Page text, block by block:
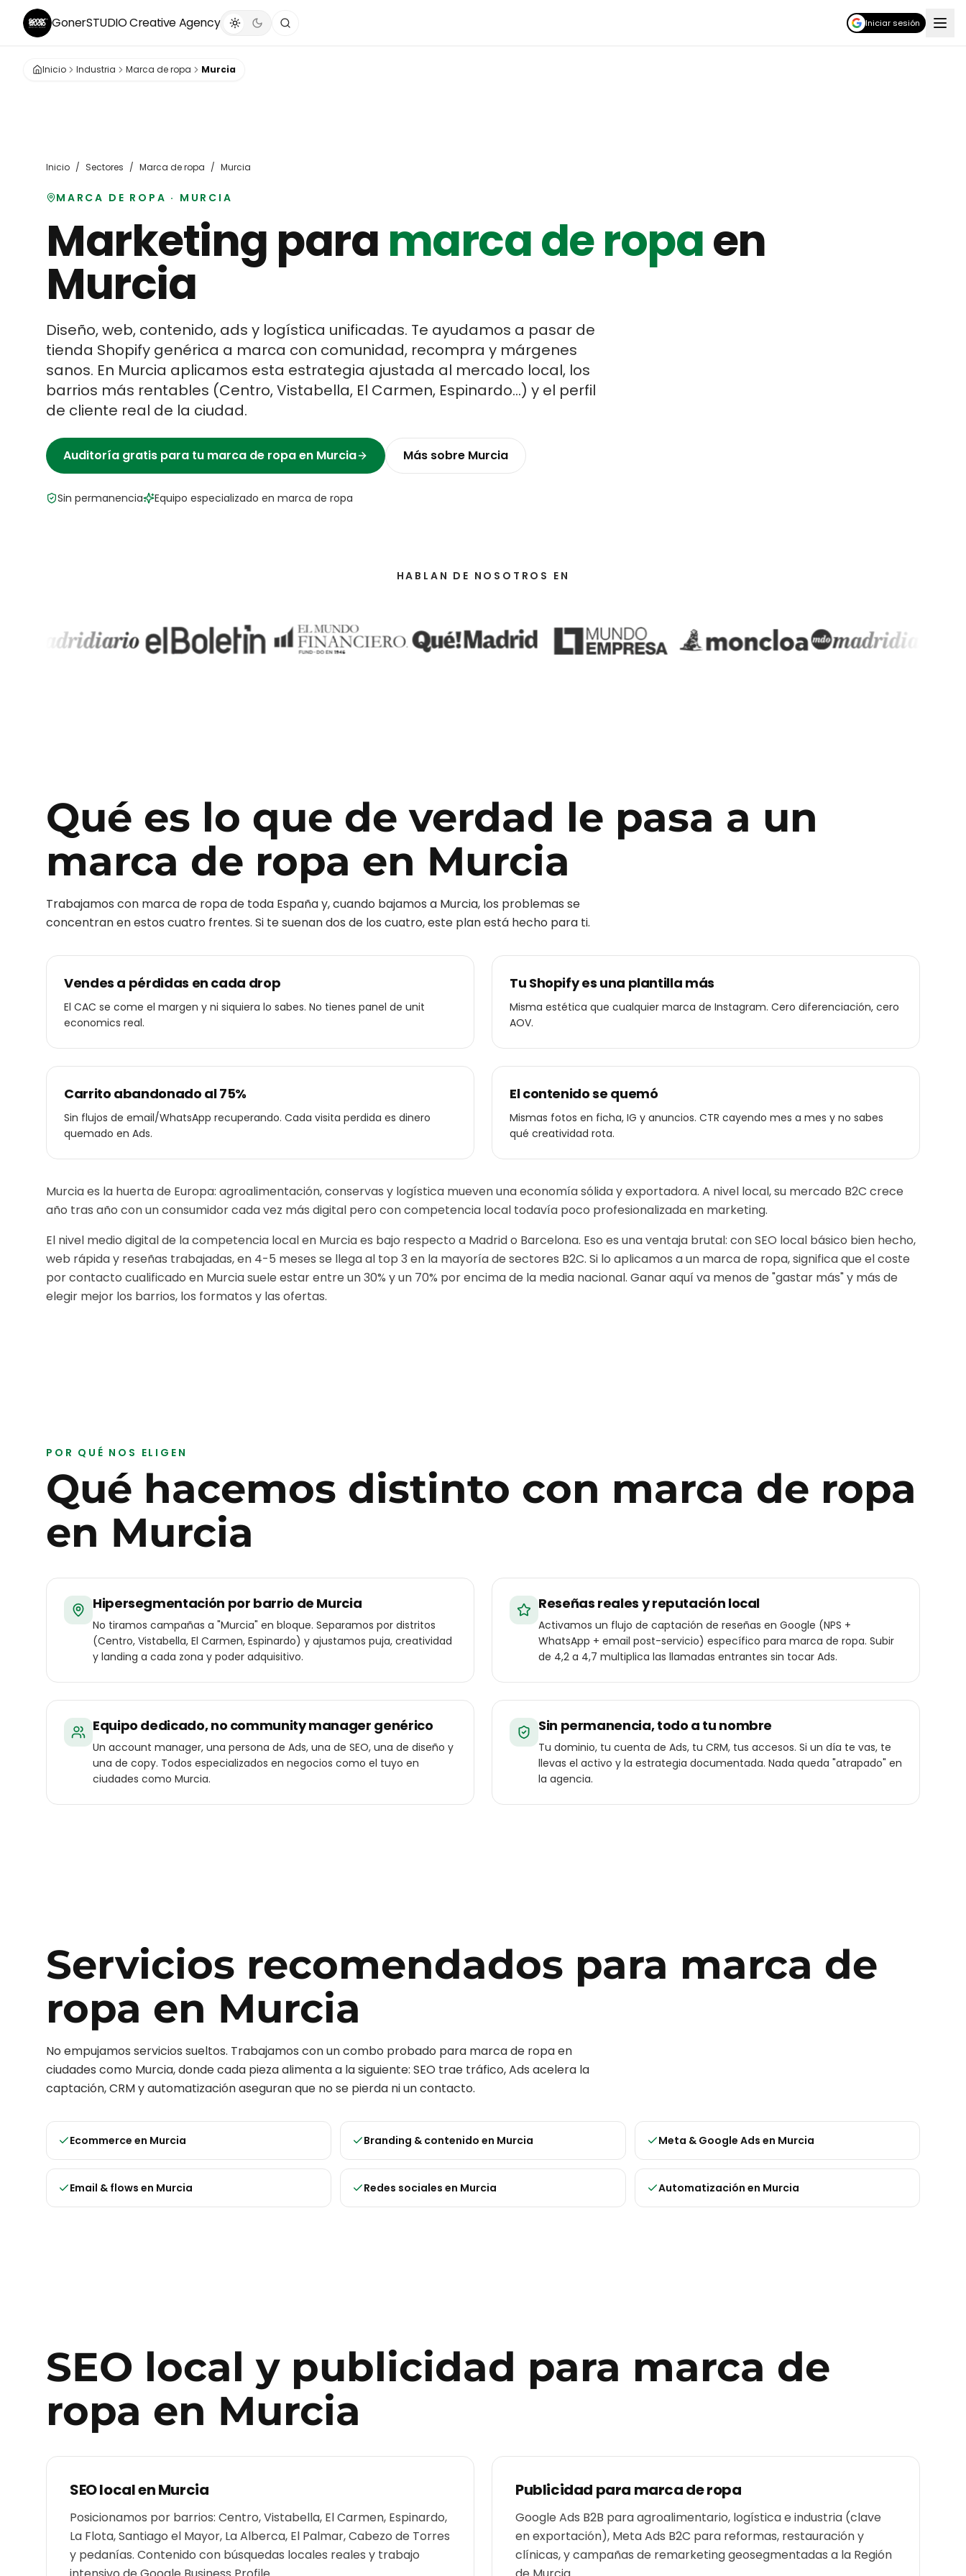
GonerSTUDIOCreative Agency Iniciar sesión
Inicio Industria Marca de ropa Murcia
Inicio / Sectores / Marca de ropa / Murcia
MARCA DE ROPA · MURCIA
Marketing para marca de ropaen
Murcia
Diseño, web, contenido, ads y logística unificadas. Te ayudamos a pasar de
tienda Shopify genérica a marca con comunidad, recompra y márgenes
sanos. En Murcia aplicamos esta estrategia ajustada al mercado local, los
barrios más rentables (Centro, Vistabella, El Carmen, Espinardo…) y el perfil
de cliente real de la ciudad.
Auditoría gratis para tu marca de ropaen Murcia Más sobre Murcia
Sin permanencia Equipo especializado en marca de ropa
HABLAN DE NOSOTROS EN
Qué es lo que de verdad le pasa a un
marca de ropa en Murcia
Trabajamos con marca de ropade toda España y, cuando bajamos a Murcia, los problemas se
concentran en estos cuatro frentes. Si te suenan dos de los cuatro, este plan está hecho para ti.
Vendes a pérdidas en cada drop
El CAC se come el margen y ni siquiera lo sabes. No tienes panel de unit
economics real.
Tu Shopify es una plantilla más
Misma estética que cualquier marca de Instagram. Cero diferenciación, cero
AOV.
Carrito abandonado al 75%
Sin flujos de email/WhatsApp recuperando. Cada visita perdida es dinero
quemado en Ads.
El contenido se quemó
Mismas fotos en ficha, IG y anuncios. CTR cayendo mes a mes y no sabes
qué creatividad rota.
Murcia es la huerta de Europa: agroalimentación, conservas y logística mueven una economía sólida y exportadora. A nivel local, su mercado B2C crece
año tras año con un consumidor cada vez más digital pero con competencia local todavía poco profesionalizada en marketing.
El nivel medio digital de la competencia local en Murcia es bajo respecto a Madrid o Barcelona. Eso es una ventaja brutal: con SEO local básico bien hecho,
web rápida y reseñas trabajadas, en 4-5 meses se llega al top 3 en la mayoría de sectores B2C. Si lo aplicamos a un marca de ropa, significa que el coste
por contacto cualificado en Murciasuele estar entre un 30% y un 70% por encima de la media nacional. Ganar aquí va menos de "gastar más" y más de
elegir mejor los barrios, los formatos y las ofertas.
POR QUÉ NOS ELIGEN
Qué hacemos distinto con marca de ropa
en Murcia
Hipersegmentación por barrio de Murcia
No tiramos campañas a "Murcia" en bloque. Separamos por distritos
(Centro, Vistabella, El Carmen, Espinardo) y ajustamos puja, creatividad
y landing a cada zona y poder adquisitivo.
Reseñas reales y reputación local
Activamos un flujo de captación de reseñas en Google (NPS +
WhatsApp + email post-servicio) específico para marca de ropa. Subir
de 4,2 a 4,7 multiplica las llamadas entrantes sin tocar Ads.
Equipo dedicado, no community manager genérico
Un account manager, una persona de Ads, una de SEO, una de diseño y
una de copy. Todos especializados en negocios como el tuyo en
ciudades como Murcia.
Sin permanencia, todo a tu nombre
Tu dominio, tu cuenta de Ads, tu CRM, tus accesos. Si un día te vas, te
llevas el activo y la estrategia documentada. Nada queda "atrapado" en
la agencia.
Servicios recomendados para marca de
ropa en Murcia
No empujamos servicios sueltos. Trabajamos con un combo probado para marca de ropaen
ciudades como Murcia, donde cada pieza alimenta a la siguiente: SEO trae tráfico, Ads acelera la
captación, CRM y automatización aseguran que no se pierda ni un contacto.
Ecommerce en Murcia Branding & contenido en Murcia Meta & Google Ads en Murcia
Email & flows en Murcia Redes sociales en Murcia Automatización en Murcia
SEO local y publicidad para marca de
ropa en Murcia
SEO local enMurcia
Posicionamos por barrios: Centro, Vistabella, El Carmen, Espinardo,
La Flota, Santiago el Mayor, La Alberca, El Palmar, Cabezo de Torres
y pedanías. Contenido con búsquedas locales reales y trabajo
Publicidad para marca de ropa
Google Ads B2B para agroalimentario, logística e industria (clave
en exportación), Meta Ads B2C para reformas, restauración y
clínicas, y campañas de remarketing geosegmentadas a la Región